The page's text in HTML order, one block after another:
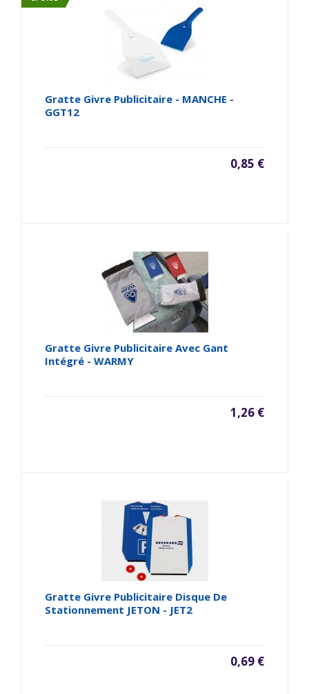
Gratte Givre Publicitaire - MANCHE -
GGT12
0,85 €
Gratte Givre Publicitaire Avec Gant
Intégré - WARMY
1,26 €
Gratte Givre Publicitaire Disque De
Stationnement JETON - JET2
0,69 €